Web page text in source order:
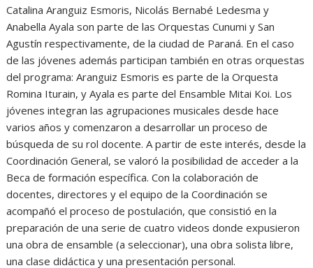
Catalina Aranguiz Esmoris, Nicolás Bernabé Ledesma y
Anabella Ayala son parte de las Orquestas Cunumi y San
Agustín respectivamente, de la ciudad de Paraná. En el caso
de las jóvenes además participan también en otras orquestas
del programa: Aranguiz Esmoris es parte de la Orquesta
Romina Iturain, y Ayala es parte del Ensamble Mitai Koi. Los
jóvenes integran las agrupaciones musicales desde hace
varios años y comenzaron a desarrollar un proceso de
búsqueda de su rol docente. A partir de este interés, desde la
Coordinación General, se valoró la posibilidad de acceder a la
Beca de formación específica. Con la colaboración de
docentes, directores y el equipo de la Coordinación se
acompañó el proceso de postulación, que consistió en la
preparación de una serie de cuatro videos donde expusieron
una obra de ensamble (a seleccionar), una obra solista libre,
una clase didáctica y una presentación personal.